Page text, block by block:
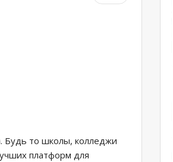
Будь то школы, колледжи
платформ для